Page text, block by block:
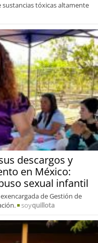
tóxicas altamente
descargos y
en México:
sexual infantil
de Gestión de
soyquillota